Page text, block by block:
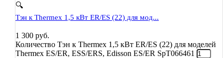
🔍
Тэн к Thermex 1,5 кВт ER/ES (22) для мод...
1 300 руб.
Количество Тэн к Thermex 1,5 кВт ER/ES (22) для моделей
Thermex ES/ER, ESS/ERS, Edisson ES/ER SpT066461